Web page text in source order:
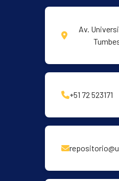
Av.
+51 72 523171